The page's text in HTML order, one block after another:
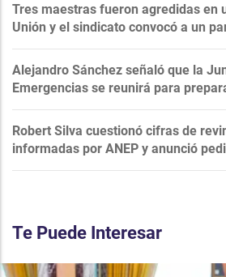
Tres maestras fueron agredidas en
Unión y el sindicato convocó a un
Alejandro Sánchez señaló que la
Emergencias se reunirá para
Robert Silva cuestionó cifras de
informadas por ANEP y anunció
Te Puede Interesar